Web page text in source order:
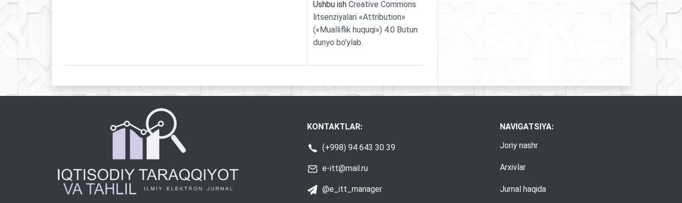
Ushbu ish Creative Commons
litsenziyalari «Attribution»
(«Mualliflik huquqi») 4.0 Butun
dunyo bo'ylab.
KONTAKTLAR:
(+998) 94 643 30 39
e-itt@mail.ru
@e_itt_manager
NAVIGATSIYA:
Joriy nashr
Arxivlar
Jurnal haqida